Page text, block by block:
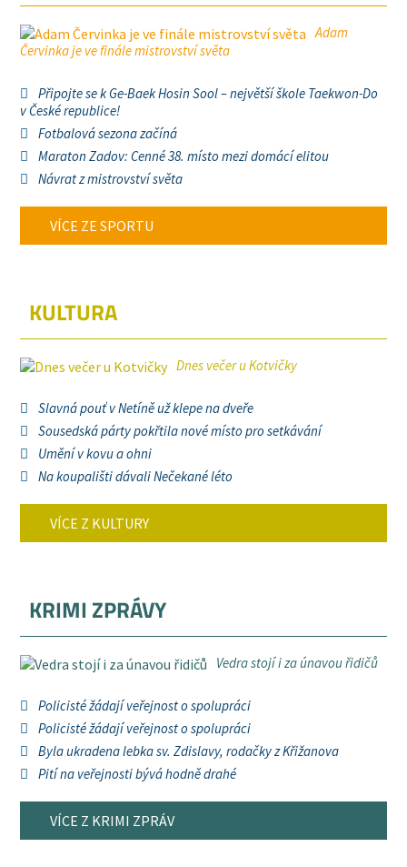
Adam
Červinka je ve finále mistrovství světa
Připojte se k Ge-Baek Hosin Sool – největší škole Taekwon-Do
v České republice!
Fotbalová sezona začíná
Maraton Zadov: Cenné 38. místo mezi domácí elitou
Návrat z mistrovství světa
VÍCE ZE SPORTU
KULTURA
Dnes večer u Kotvičky
Slavná pouť v Netíně už klepe na dveře
Sousedská párty pokřtila nové místo pro setkávání
Umění v kovu a ohni
Na koupališti dávali Nečekané léto
VÍCE Z KULTURY
KRIMI ZPRÁVY
Vedra stojí i za únavou řidičů
Policisté žádají veřejnost o spolupráci
Policisté žádají veřejnost o spolupráci
Byla ukradena lebka sv. Zdislavy, rodačky z Křižanova
Pití na veřejnosti bývá hodně drahé
VÍCE Z KRIMI ZPRÁV